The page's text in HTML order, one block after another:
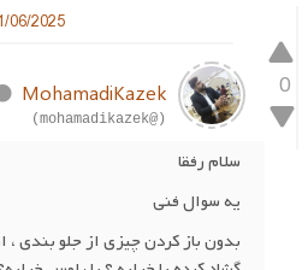
0
11/06/2025
MohamadiKazek
(@mohamadikazek)
سلام رفقا
یه سوال فنی
بدون باز کردن چیزی از جلو بندی